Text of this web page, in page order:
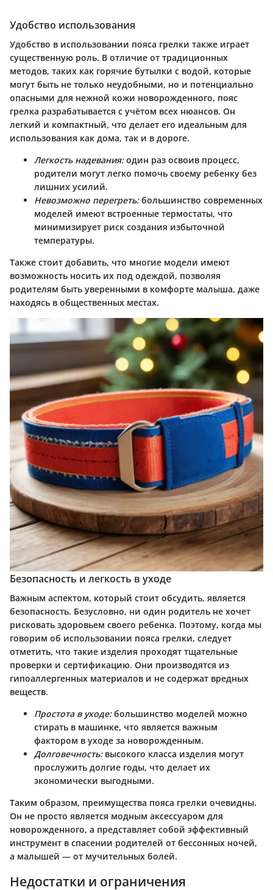
Удобство использования
Удобство в использовании пояса грелки также играет
существенную роль. В отличие от традиционных
методов, таких как горячие бутылки с водой, которые
могут быть не только неудобными, но и потенциально
опасными для нежной кожи новорожденного, пояс
грелка разрабатывается с учётом всех нюансов. Он
легкий и компактный, что делает его идеальным для
использования как дома, так и в дороге.
Легкость надевания:один раз освоив процесс,
родители могут легко помочь своему ребенку без
лишних усилий.
Невозможно перегреть:большинство современных
моделей имеют встроенные термостаты, что
минимизирует риск создания избыточной
температуры.
Также стоит добавить, что многие модели имеют
возможность носить их под одеждой, позволяя
родителям быть уверенными в комфорте малыша, даже
находясь в общественных местах.
Безопасность и легкость в уходе
Важным аспектом, который стоит обсудить, является
безопасность. Безусловно, ни один родитель не хочет
рисковать здоровьем своего ребенка. Поэтому, когда мы
говорим об использовании пояса грелки, следует
отметить, что такие изделия проходят тщательные
проверки и сертификацию. Они производятся из
гипоаллергенных материалов и не содержат вредных
веществ.
Простота в уходе:большинство моделей можно
стирать в машинке, что является важным
фактором в уходе за новорожденным.
Долговечность:высокого класса изделия могут
прослужить долгие годы, что делает их
экономически выгодными.
Таким образом, преимущества пояса грелки очевидны.
Он не просто является модным аксессуаром для
новорожденного, а представляет собой эффективный
инструмент в спасении родителей от бессонных ночей,
а малышей — от мучительных болей.
Недостатки и ограничения